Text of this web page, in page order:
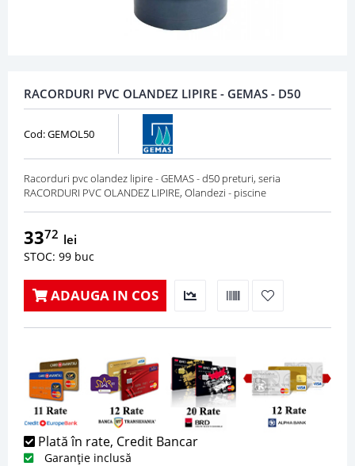
RACORDURI PVC OLANDEZ LIPIRE - GEMAS - D50
Cod: GEMOL50
Racorduri pvc olandez lipire - GEMAS - d50 preturi, seria
RACORDURI PVC OLANDEZ LIPIRE, Olandezi - piscine
3372 lei
STOC: 99 buc
ADAUGA IN COS
Plată în rate, Credit Bancar
Garanție inclusă